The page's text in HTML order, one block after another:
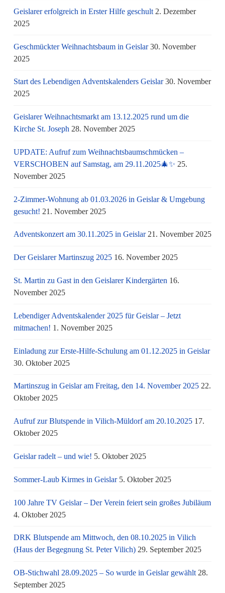
Geislarer erfolgreich in Erster Hilfe geschult 2. Dezember
2025
Geschmückter Weihnachtsbaum in Geislar 30. November
2025
Start des Lebendigen Adventskalenders Geislar 30. November
2025
Geislarer Weihnachtsmarkt am 13.12.2025 rund um die
Kirche St. Joseph 28. November 2025
UPDATE: Aufruf zum Weihnachtsbaumschmücken –
VERSCHOBEN auf Samstag, am 29.11.2025🎄✨ 25.
November 2025
2-Zimmer-Wohnung ab 01.03.2026 in Geislar & Umgebung
gesucht! 21. November 2025
Adventskonzert am 30.11.2025 in Geislar 21. November 2025
Der Geislarer Martinszug 2025 16. November 2025
St. Martin zu Gast in den Geislarer Kindergärten 16.
November 2025
Lebendiger Adventskalender 2025 für Geislar – Jetzt
mitmachen! 1. November 2025
Einladung zur Erste-Hilfe-Schulung am 01.12.2025 in Geislar
30. Oktober 2025
Martinszug in Geislar am Freitag, den 14. November 2025 22.
Oktober 2025
Aufruf zur Blutspende in Vilich-Müldorf am 20.10.2025 17.
Oktober 2025
Geislar radelt – und wie! 5. Oktober 2025
Sommer-Laub Kirmes in Geislar 5. Oktober 2025
100 Jahre TV Geislar – Der Verein feiert sein großes Jubiläum
4. Oktober 2025
DRK Blutspende am Mittwoch, den 08.10.2025 in Vilich
(Haus der Begegnung St. Peter Vilich) 29. September 2025
OB-Stichwahl 28.09.2025 – So wurde in Geislar gewählt 28.
September 2025